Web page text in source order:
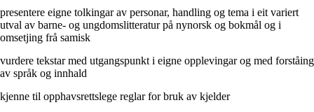
presentere eigne tolkingar av personar, handling og tema i eit variert
utval av barne- og ungdomslitteratur på nynorsk og bokmål og i
omsetjing frå samisk
vurdere tekstar med utgangspunkt i eigne opplevingar og med forståing
av språk og innhald
kjenne til opphavsrettslege reglar for bruk av kjelder